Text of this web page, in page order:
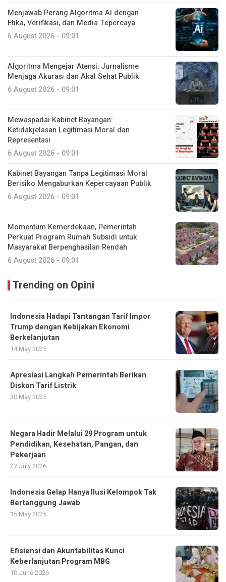
Menjawab Perang Algoritma AI dengan
Etika, Verifikasi, dan Media Tepercaya
6 August 2026 - 09:01
Algoritma Mengejar Atensi, Jurnalisme
Menjaga Akurasi dan Akal Sehat Publik
6 August 2026 - 09:01
Mewaspadai Kabinet Bayangan:
Ketidakjelasan Legitimasi Moral dan
Representasi
6 August 2026 - 09:01
Kabinet Bayangan Tanpa Legitimasi Moral
Berisiko Mengaburkan Kepercayaan Publik
6 August 2026 - 09:01
Momentum Kemerdekaan, Pemerintah
Perkuat Program Rumah Subsidi untuk
Masyarakat Berpenghasilan Rendah
6 August 2026 - 09:01
Trending on Opini
Indonesia Hadapi Tantangan Tarif Impor
Trump dengan Kebijakan Ekonomi
Berkelanjutan
14 May 2025
Apresiasi Langkah Pemerintah Berikan
Diskon Tarif Listrik
30 May 2025
Negara Hadir Melalui 29 Program untuk
Pendidikan, Kesehatan, Pangan, dan
Pekerjaan
22 July 2026
Indonesia Gelap Hanya Ilusi Kelompok Tak
Bertanggung Jawab
15 May 2025
Efisiensi dan Akuntabilitas Kunci
Keberlanjutan Program MBG
10 June 2026